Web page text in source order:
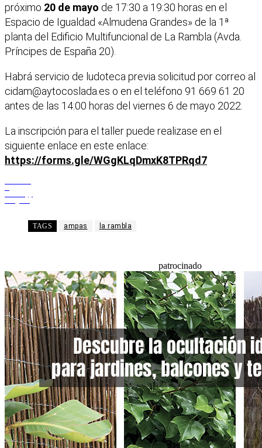
próximo 20 de mayo de 17:30 a 19:30 horas en el
Espacio de Igualdad «Almudena Grandes» de la 1ª
planta del Edificio Multifuncional de La Rambla (Avda.
Príncipes de España 20).
Habrá servicio de ludoteca previa solicitud por correo al
cidam@aytocoslada.es o en el teléfono 91 669 61 20
antes de las 14:00 horas del viernes 6 de mayo 2022.
La inscripción para el taller puede realizase en el
siguiente enlace en este enlace:
https://forms.gle/WGgKLqDmxK8TPRqd7
TAGS ampas la rambla
patrocinado